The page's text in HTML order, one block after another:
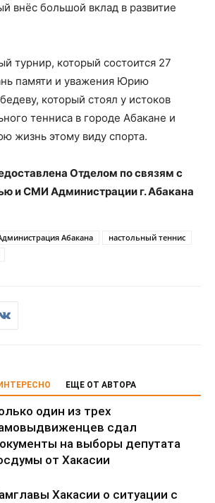
внёс большой вклад в развитие
турнир, который состоится 27
памяти и уважения Юрию
который стоял у истоков
тенниса в городе Абакане и
жизнь этому виду спорта.
Отделом по связям с
и СМИ Администрации г. Абакана
Абакана
настольный теннис
ЕЩЕ ОТ АВТОРА
один из трех
сдал
на выборы депутата
от Хакасии
Хакасии о ситуации с